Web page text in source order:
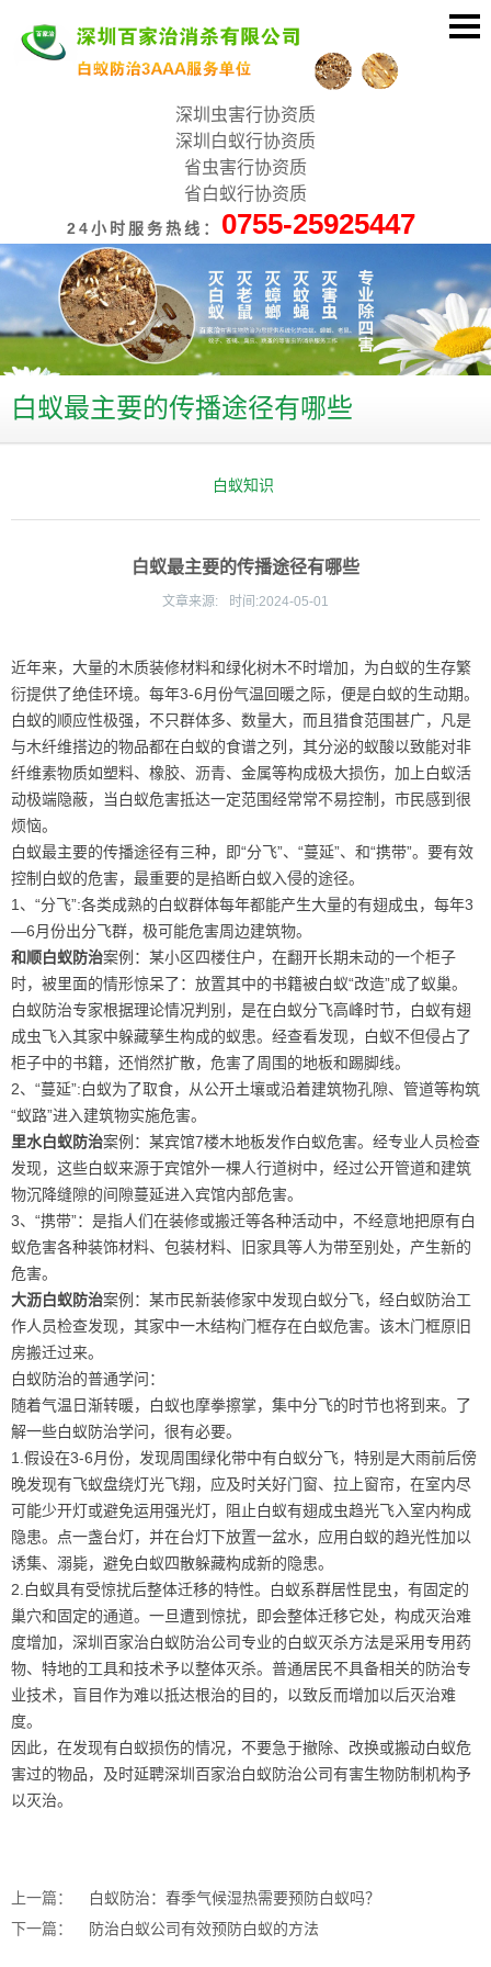
深圳虫害行协资质
深圳白蚁行协资质
省虫害行协资质
省白蚁行协资质
24小时服务热线： 0755-25925447
白蚁最主要的传播途径有哪些
白蚁知识
白蚁最主要的传播途径有哪些
文章来源: 时间:2024-05-01
近年来，大量的木质装修材料和绿化树木不时增加，为白蚁的生存繁
衍提供了绝佳环境。每年3-6月份气温回暖之际，便是白蚁的生动期。
白蚁的顺应性极强，不只群体多、数量大，而且猎食范围甚广，凡是
与木纤维搭边的物品都在白蚁的食谱之列，其分泌的蚁酸以致能对非
纤维素物质如塑料、橡胶、沥青、金属等构成极大损伤，加上白蚁活
动极端隐蔽，当白蚁危害抵达一定范围经常常不易控制，市民感到很
烦恼。
白蚁最主要的传播途径有三种，即“分飞”、“蔓延”、和“携带”。要有效
控制白蚁的危害，最重要的是掐断白蚁入侵的途径。
1、“分飞”:各类成熟的白蚁群体每年都能产生大量的有翅成虫，每年3
—6月份出分飞群，极可能危害周边建筑物。
和顺白蚁防治案例：某小区四楼住户，在翻开长期未动的一个柜子
时，被里面的情形惊呆了：放置其中的书籍被白蚁“改造”成了蚁巢。
白蚁防治专家根据理论情况判别，是在白蚁分飞高峰时节，白蚁有翅
成虫飞入其家中躲藏孳生构成的蚁患。经查看发现，白蚁不但侵占了
柜子中的书籍，还悄然扩散，危害了周围的地板和踢脚线。
2、“蔓延”:白蚁为了取食，从公开土壤或沿着建筑物孔隙、管道等构筑
“蚁路”进入建筑物实施危害。
里水白蚁防治案例：某宾馆7楼木地板发作白蚁危害。经专业人员检查
发现，这些白蚁来源于宾馆外一棵人行道树中，经过公开管道和建筑
物沉降缝隙的间隙蔓延进入宾馆内部危害。
3、“携带”：是指人们在装修或搬迁等各种活动中，不经意地把原有白
蚁危害各种装饰材料、包装材料、旧家具等人为带至别处，产生新的
危害。
大沥白蚁防治案例：某市民新装修家中发现白蚁分飞，经白蚁防治工
作人员检查发现，其家中一木结构门框存在白蚁危害。该木门框原旧
房搬迁过来。
白蚁防治的普通学问：
随着气温日渐转暖，白蚁也摩拳擦掌，集中分飞的时节也将到来。了
解一些白蚁防治学问，很有必要。
1.假设在3-6月份，发现周围绿化带中有白蚁分飞，特别是大雨前后傍
晚发现有飞蚁盘绕灯光飞翔，应及时关好门窗、拉上窗帘，在室内尽
可能少开灯或避免运用强光灯，阻止白蚁有翅成虫趋光飞入室内构成
隐患。点一盏台灯，并在台灯下放置一盆水，应用白蚁的趋光性加以
诱集、溺毙，避免白蚁四散躲藏构成新的隐患。
2.白蚁具有受惊扰后整体迁移的特性。白蚁系群居性昆虫，有固定的
巢穴和固定的通道。一旦遭到惊扰，即会整体迁移它处，构成灭治难
度增加，深圳百家治白蚁防治公司专业的白蚁灭杀方法是采用专用药
物、特地的工具和技术予以整体灭杀。普通居民不具备相关的防治专
业技术，盲目作为难以抵达根治的目的，以致反而增加以后灭治难
度。
因此，在发现有白蚁损伤的情况，不要急于撤除、改换或搬动白蚁危
害过的物品，及时延聘深圳百家治白蚁防治公司有害生物防制机构予
以灭治。
上一篇：
白蚁防治：春季气候湿热需要预防白蚁吗？
下一篇：
防治白蚁公司有效预防白蚁的方法